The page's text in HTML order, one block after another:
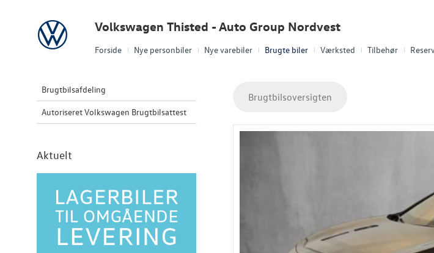
Forside Nye personbiler Nye varebiler Brugte biler Værksted Tilbehør
Volkswagen Volkswagen Thisted - Auto Group Nordvest
Brugtbilsafdeling
Autoriseret Volkswagen Brugtbilsattest
Aktuelt
Brugtbilsoversigten